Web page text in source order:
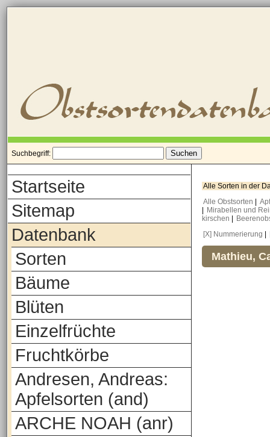
Suchbegriff:
Startseite
Sitemap
Datenbank
Sorten
Bäume
Blüten
Einzelfrüchte
Fruchtkörbe
Andresen, Andreas:
Apfelsorten (and)
ARCHE NOAH (anr)
Alle Sorten in der
Alle Obstsorten
Mirabellen und
kirschen
[X] Nummerierung
Mathieu,